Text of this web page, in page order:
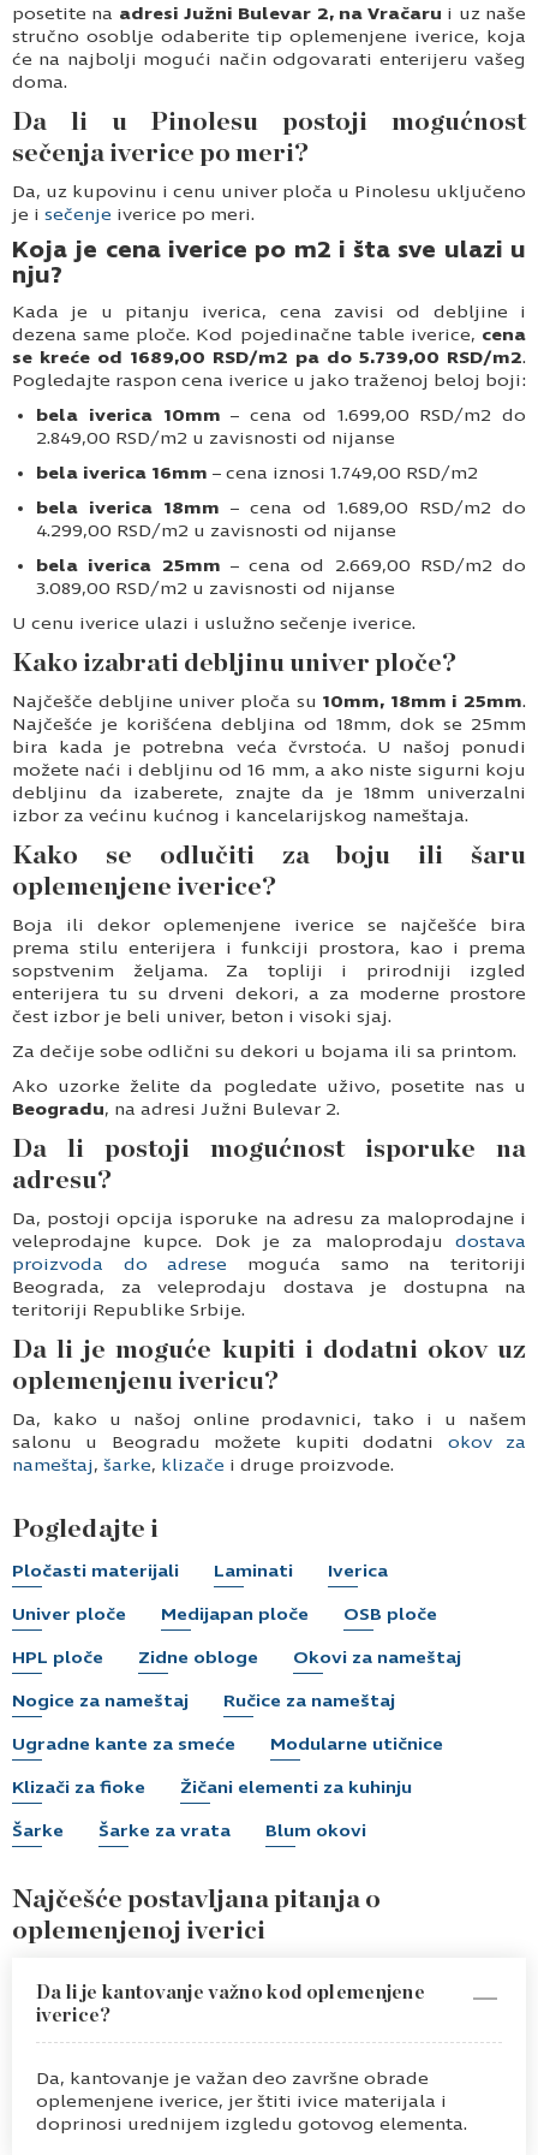
posetite na adresi Južni Bulevar 2, na Vračaru i uz naše
stručno osoblje odaberite tip oplemenjene iverice, koja
će na najbolji mogući način odgovarati enterijeru vašeg
doma.
Da li u Pinolesu postoji mogućnost
sečenja iverice po meri?
Da, uz kupovinu i cenu univer ploča u Pinolesu uključeno
je i sečenje iverice po meri.
Koja je cena iverice po m2 i šta sve ulazi u
nju?
Kada je u pitanju iverica, cena zavisi od debljine i
dezena same ploče. Kod pojedinačne table iverice, cena
se kreće od 1689,00 RSD/m2 pa do 5.739,00 RSD/m2.
Pogledajte raspon cena iverice u jako traženoj beloj boji:
bela iverica 10mm – cena od 1.699,00 RSD/m2 do
2.849,00 RSD/m2 u zavisnosti od nijanse
bela iverica 16mm – cena iznosi 1.749,00 RSD/m2
bela iverica 18mm – cena od 1.689,00 RSD/m2 do
4.299,00 RSD/m2 u zavisnosti od nijanse
bela iverica 25mm – cena od 2.669,00 RSD/m2 do
3.089,00 RSD/m2 u zavisnosti od nijanse
U cenu iverice ulazi i uslužno sečenje iverice.
Kako izabrati debljinu univer ploče?
Najčešče debljine univer ploča su 10mm, 18mm i 25mm.
Najčešće je korišćena debljina od 18mm, dok se 25mm
bira kada je potrebna veća čvrstoća. U našoj ponudi
možete naći i debljinu od 16 mm, a ako niste sigurni koju
debljinu da izaberete, znajte da je 18mm univerzalni
izbor za većinu kućnog i kancelarijskog nameštaja.
Kako se odlučiti za boju ili šaru
oplemenjene iverice?
Boja ili dekor oplemenjene iverice se najčešće bira
prema stilu enterijera i funkciji prostora, kao i prema
sopstvenim željama. Za topliji i prirodniji izgled
enterijera tu su drveni dekori, a za moderne prostore
čest izbor je beli univer, beton i visoki sjaj.
Za dečije sobe odlični su dekori u bojama ili sa printom.
Ako uzorke želite da pogledate uživo, posetite nas u
Beogradu, na adresi Južni Bulevar 2.
Da li postoji mogućnost isporuke na
adresu?
Da, postoji opcija isporuke na adresu za maloprodajne i
veleprodajne kupce. Dok je za maloprodaju dostava
proizvoda do adrese moguća samo na teritoriji
Beograda, za veleprodaju dostava je dostupna na
teritoriji Republike Srbije.
Da li je moguće kupiti i dodatni okov uz
oplemenjenu ivericu?
Da, kako u našoj online prodavnici, tako i u našem
salonu u Beogradu možete kupiti dodatni okov za
nameštaj, šarke, klizače i druge proizvode.
Pogledajte i
Pločasti materijali Laminati Iverica
Univer ploče Medijapan ploče OSB ploče
HPL ploče Zidne obloge Okovi za nameštaj
Nogice za nameštaj Ručice za nameštaj
Ugradne kante za smeće Modularne utičnice
Klizači za fioke Žičani elementi za kuhinju
Šarke Šarke za vrata Blum okovi
Najčešće postavljana pitanja o
oplemenjenoj iverici
Da li je kantovanje važno kod oplemenjene
iverice?
Da, kantovanje je važan deo završne obrade
oplemenjene iverice, jer štiti ivice materijala i
doprinosi urednijem izgledu gotovog elementa.